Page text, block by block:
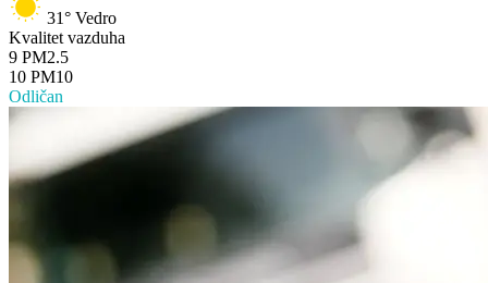
31° Vedro
Kvalitet vazduha
9 PM2.5
10 PM10
Odličan